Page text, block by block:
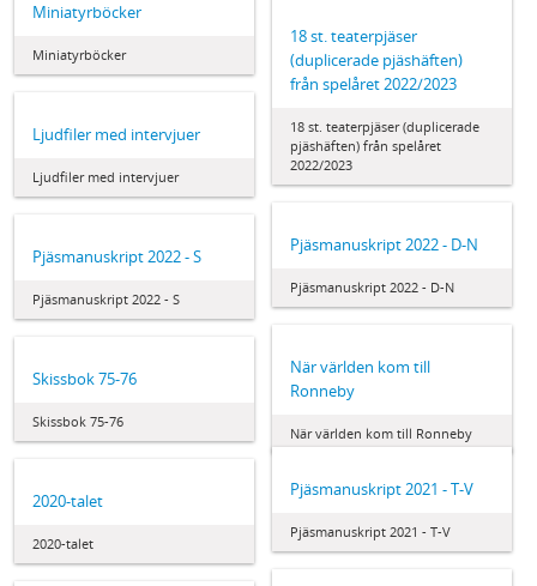
Miniatyrböcker
Miniatyrböcker
18 st. teaterpjäser
(duplicerade pjäshäften)
från spelåret 2022/2023
18 st. teaterpjäser (duplicerade
pjäshäften) från spelåret
2022/2023
Ljudfiler med intervjuer
Ljudfiler med intervjuer
Pjäsmanuskript 2022 - D-N
Pjäsmanuskript 2022 - D-N
Pjäsmanuskript 2022 - S
Pjäsmanuskript 2022 - S
När världen kom till
Ronneby
När världen kom till Ronneby
Skissbok 75-76
Skissbok 75-76
Pjäsmanuskript 2021 - T-V
Pjäsmanuskript 2021 - T-V
2020-talet
2020-talet